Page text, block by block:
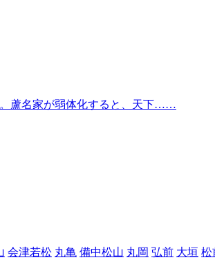
蘆名家が弱体化すると、天下……
会津若松 丸亀 備中松山 丸岡 弘前 大垣 松